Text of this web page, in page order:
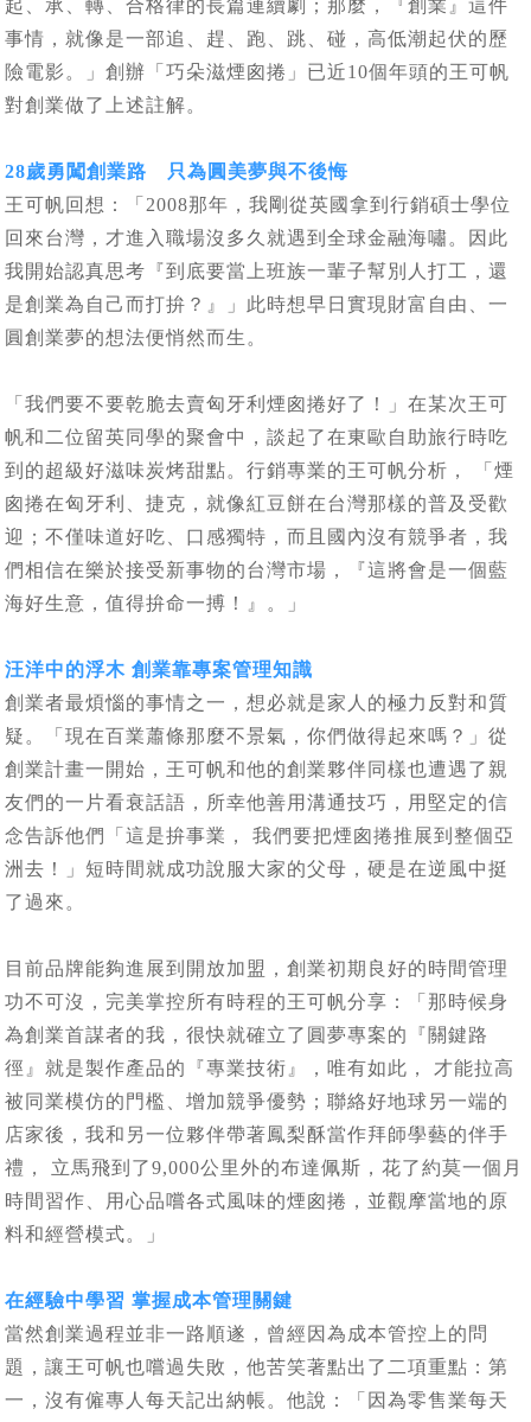
起、承、轉、合格律的長篇連續劇；那麼，『創業』這件
事情，就像是一部追、趕、跑、跳、碰，高低潮起伏的歷
險電影。」創辦「巧朵滋煙囪捲」已近10個年頭的王可帆
對創業做了上述註解。
28歲勇闖創業路 只為圓美夢與不後悔
王可帆回想：「2008那年，我剛從英國拿到行銷碩士學位
回來台灣，才進入職場沒多久就遇到全球金融海嘯。因此
我開始認真思考『到底要當上班族一輩子幫別人打工，還
是創業為自己而打拚？』」此時想早日實現財富自由、一
圓創業夢的想法便悄然而生。
「我們要不要乾脆去賣匈牙利煙囪捲好了！」在某次王可
帆和二位留英同學的聚會中，談起了在東歐自助旅行時吃
到的超級好滋味炭烤甜點。行銷專業的王可帆分析， 「煙
囪捲在匈牙利、捷克，就像紅豆餅在台灣那樣的普及受歡
迎；不僅味道好吃、口感獨特，而且國內沒有競爭者，我
們相信在樂於接受新事物的台灣市場，『這將會是一個藍
海好生意，值得拚命一搏！』。」
汪洋中的浮木 創業靠專案管理知識
創業者最煩惱的事情之一，想必就是家人的極力反對和質
疑。「現在百業蕭條那麼不景氣，你們做得起來嗎？」從
創業計畫一開始，王可帆和他的創業夥伴同樣也遭遇了親
友們的一片看衰話語，所幸他善用溝通技巧，用堅定的信
念告訴他們「這是拚事業， 我們要把煙囪捲推展到整個亞
洲去！」短時間就成功說服大家的父母，硬是在逆風中挺
了過來。
目前品牌能夠進展到開放加盟，創業初期良好的時間管理
功不可沒，完美掌控所有時程的王可帆分享：「那時候身
為創業首謀者的我，很快就確立了圓夢專案的『關鍵路
徑』就是製作產品的『專業技術』，唯有如此， 才能拉高
被同業模仿的門檻、增加競爭優勢；聯絡好地球另一端的
店家後，我和另一位夥伴帶著鳳梨酥當作拜師學藝的伴手
禮， 立馬飛到了9,000公里外的布達佩斯，花了約莫一個月
時間習作、用心品嚐各式風味的煙囪捲，並觀摩當地的原
料和經營模式。」
在經驗中學習 掌握成本管理關鍵
當然創業過程並非一路順遂，曾經因為成本管控上的問
題，讓王可帆也嚐過失敗，他苦笑著點出了二項重點：第
一，沒有僱專人每天記出納帳。他說：「因為零售業每天